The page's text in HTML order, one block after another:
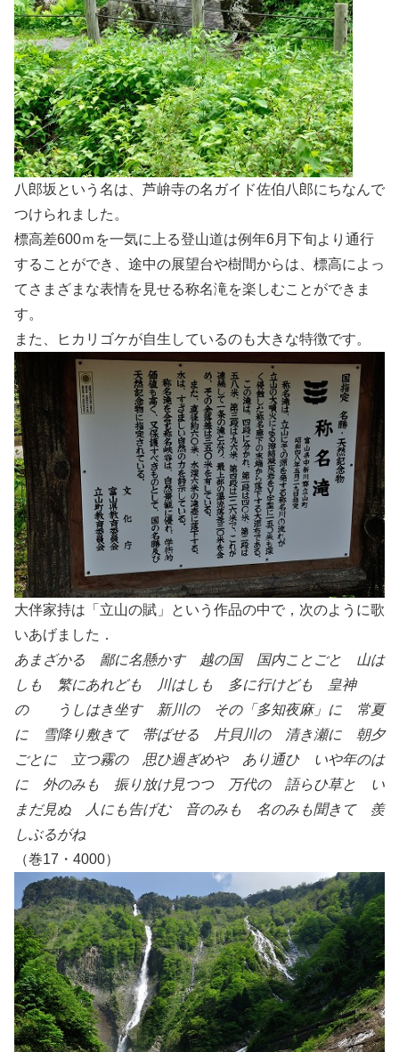
八郎坂という名は、芦峅寺の名ガイド佐伯八郎にちなんで
つけられました。
標高差600ｍを一気に上る登山道は例年6月下旬より通行
することができ、途中の展望台や樹間からは、標高によっ
てさまざまな表情を見せる称名滝を楽しむことができま
す。
また、ヒカリゴケが自生しているのも大きな特徴です。
大伴家持は「立山の賦」という作品の中で，次のように歌
いあげました．
あまざかる 鄙に名懸かす 越の国 国内ことごと 山は
しも 繁にあれども 川はしも 多に行けども 皇神
の うしはき坐す 新川の その「多知夜麻」に 常夏
に 雪降り敷きて 帯ばせる 片貝川の 清き瀬に 朝夕
ごとに 立つ霧の 思ひ過ぎめや あり通ひ いや年のは
に 外のみも 振り放け見つつ 万代の 語らひ草と い
まだ見ぬ 人にも告げむ 音のみも 名のみも聞きて 羨
しぶるがね
（巻17・4000）